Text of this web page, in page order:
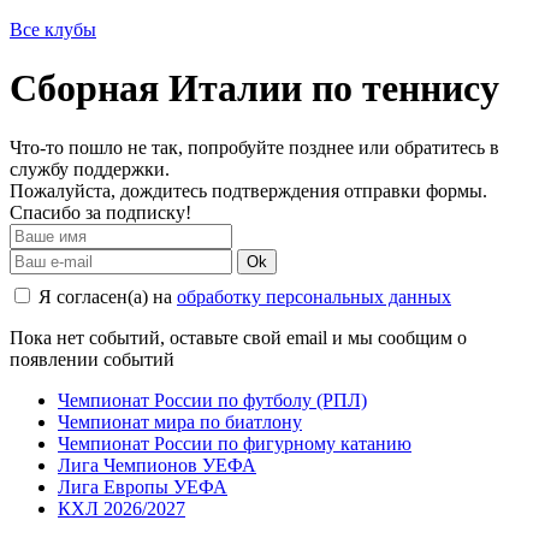
Все клубы
Сборная Италии по теннису
Что-то пошло не так, попробуйте позднее или обратитесь в
службу поддержки.
Пожалуйста, дождитесь подтверждения отправки формы.
Спасибо за подписку!
Ok
Я согласен(а) на обработку персональных данных
Пока нет событий, оставьте свой email и мы сообщим о
появлении событий
Чемпионат России по футболу (РПЛ)
Чемпионат мира по биатлону
Чемпионат России по фигурному катанию
Лига Чемпионов УЕФА
Лига Европы УЕФА
КХЛ 2026/2027